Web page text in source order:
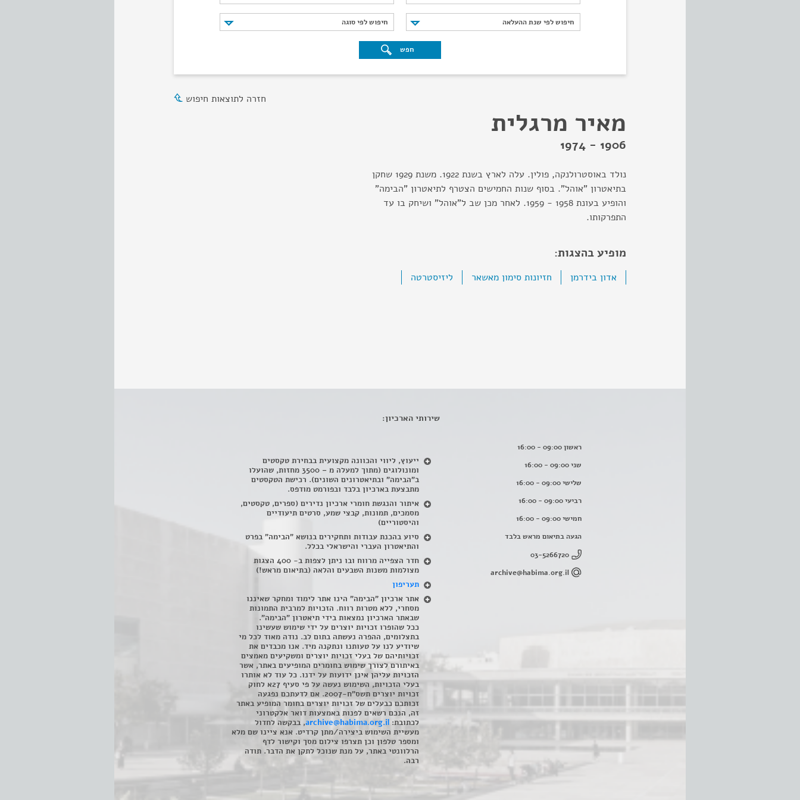
חיפוש לפי שנת ההעלאה
חיפוש לפי שנת ההעלאה חיפוש לפי סוגה
חיפוש לפי סוגה
חפש
חזרה לתוצאות חיפוש
מאיר מרגלית
1906 - 1974
נולד באוסטרולנקה, פולין. עלה לארץ בשנת 1922. משנת 1929 שחקן
בתיאטרון "אוהל". בסוף שנות החמישים הצטרף לתיאטרון "הבימה"
והופיע בעונת 1958 - 1959. לאחר מכן שב ל"אוהל" ושיחק בו עד
התפרקותו.
מופיע בהצגות:
אדון בידרמן חזיונות סימון מאשאר ליזיסטרטה
ראשון 09:00 - 16:00
שני 09:00 - 16:00
שלישי 09:00 - 16:00
רביעי 09:00 - 16:00
חמישי 09:00 - 16:00
הגעה בתיאום מראש בלבד
03-5266720
archive@habima.org.il
שירותי הארכיון:
ייעוץ, ליווי והכוונה מקצועית בבחירת טקסטים
ומונולוגים (מתוך למעלה מ – 3500 מחזות, שהועלו
ב"הבימה" ובתיאטרונים השונים). רכישת הטקסטים
מתבצעת בארכיון בלבד ובפורמט מודפס.
איתור והנגשת חומרי ארכיון נדירים (ספרים, טקסטים,
מסמכים, תמונות, קבצי שמע, סרטים תיעודיים
והיסטוריים)
סיוע בהכנת עבודות ותחקירים בנושא "הבימה" בפרט
והתיאטרון העברי והישראלי בכלל.
חדר הצפייה מרווח ובו ניתן לצפות ב- 400 הצגות
מצולמות משנות השבעים והלאה (בתיאום מראש!)
תעריפון
אתר ארכיון "הבימה" הינו אתר לימוד ומחקר שאיננו
מסחרי, ללא מטרות רווח. הזכויות למרבית התמונות
שבאתר הארכיון נמצאות בידי תיאטרון "הבימה".
ככל שהופרו זכויות יוצרים על ידי שימוש שעשינו
בתצלומים, ההפרה נעשתה בתום לב. נודה מאוד לכל מי
שיודיע לנו על טעותנו ונתקנה מיד. אנו מכבדים את
זכויותיהם של בעלי זכויות יוצרים ומשקיעים מאמצים
באיתורם לצורך שימוש בחומרים המופיעים באתר, אשר
הזכויות עליהן אינן ידועות על ידנו. כל עוד לא אותרו
בעלי הזכויות, השימוש נעשה על פי סעיף 27א לחוק
זכויות יוצרים תשס"ח-2007. אם לדעתכם נפגעה
זכותכם כבעלים של זכויות יוצרים בחומר המופיע באתר
זה, הנכם רשאים לפנות באמצעות דואר אלקטרוני
לכתובת: archive@habima.org.il, בבקשה לחדול
מעשיית השימוש ביצירה/מתן קרדיט. אנא ציינו שם מלא
ומספר טלפון וכן תצרפו צילום מסך וקישור לדף
הרלוונטי באתר, על מנת שנוכל לתקן את הדבר. תודה
רבה.